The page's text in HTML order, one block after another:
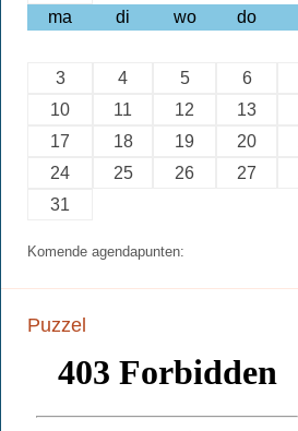
ma
di wo do
3
4 5 6
10
11 12 13
17
18 19 20
24
25 26 27
31
Komende agendapunten:
Puzzel